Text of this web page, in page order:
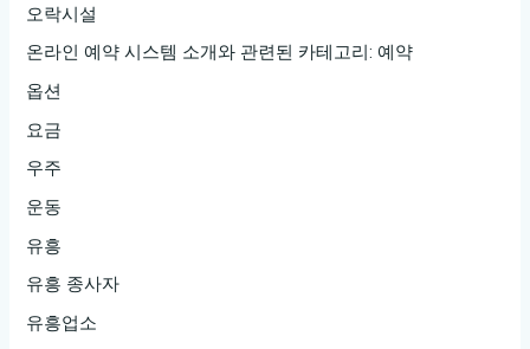
오락시설
온라인 예약 시스템 소개와 관련된 카테고리: 예약
옵션
요금
우주
운동
유흥
유흥 종사자
유흥업소